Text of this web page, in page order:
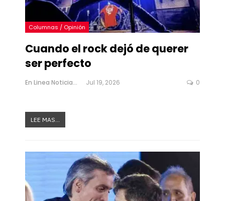
Columnas / Opinión
Cuando el rock dejó de querer
ser perfecto
En Linea Noticias Jul 19, 2026 0
LEE MAS...